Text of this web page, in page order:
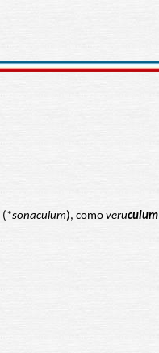
(*sonaculum), como veruculum